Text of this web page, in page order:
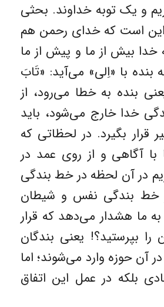
و یک توبه خداوند. بحثی
است که خدای رحمن هم
خدا بیش از ما و پیش از ما
بنده با «اِلی» می‌آید: «تَابَ
یعنی بنده به خطا می‌رود، از
خدا خارج می‌شود، باید
قرار بگیرد. در لحظاتی که
با آگاهی و از روی عمد در
در آن لحظه در خط بندگی
خط بندگی نفس و شیطان
به ما هشدار می‌دهد که قرار
را بپرستید؟! یعنی بندگان
آن حوزه وارد می‌شوند؛ اما
بلکه در عمل این اتفاق